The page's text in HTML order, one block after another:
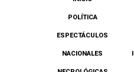
POLÍTICA
ESPECTÁCULOS
NACIONALES